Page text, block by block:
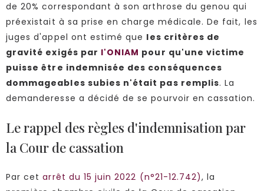
de 20% correspondant à son arthrose du genou qui
préexistait à sa prise en charge médicale. De fait, les
juges d'appel ont estimé que les critères de
gravité exigés par l'ONIAM pour qu'une victime
puisse être indemnisée des conséquences
dommageables subies n'était pas remplis. La
demanderesse a décidé de se pourvoir en cassation.
Le rappel des règles d'indemnisation par
la Cour de cassation
Par cetarrêt du 15 juin 2022 (n°21-12.742), la